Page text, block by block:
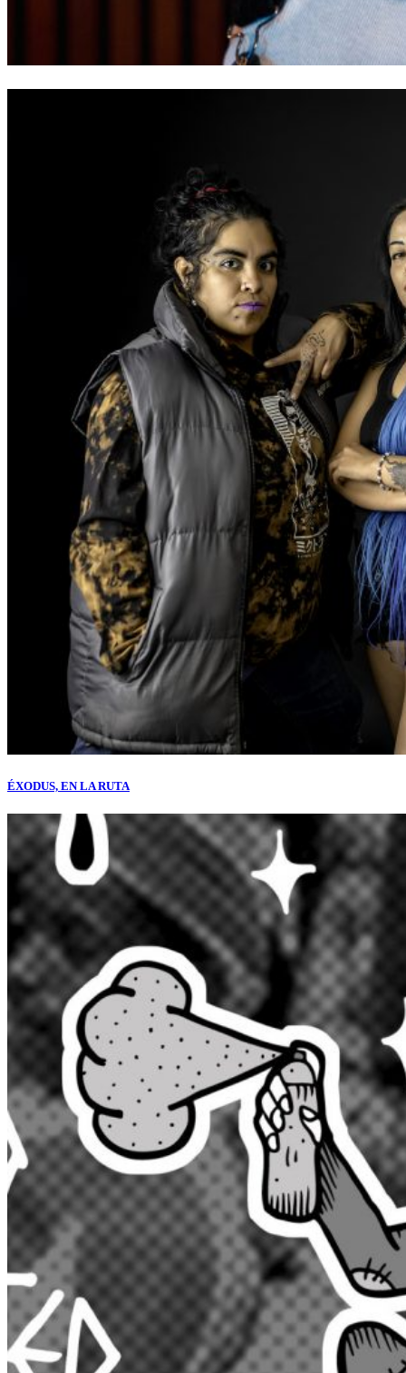
ÉXODUS, EN LA RUTA